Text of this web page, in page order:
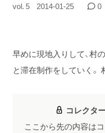
vol. 5 2014-01-25 0
早めに現地入りして、村
と滞在制作をしていく。
コレクタ
ここから先の内容は